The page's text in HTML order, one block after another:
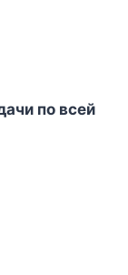
по всей